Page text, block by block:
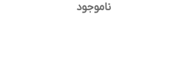
ناموجود